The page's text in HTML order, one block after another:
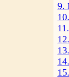
9.